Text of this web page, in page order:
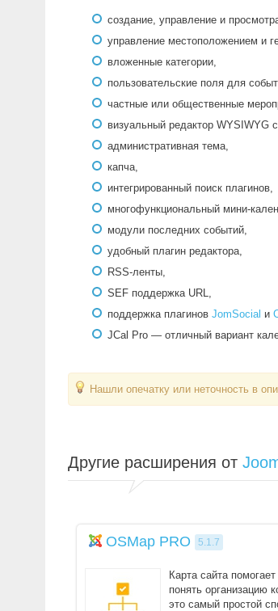
создание, управление и
управление местоположением и
вложенные категории,
пользовательские поля для
частные или общественные
визуальный редактор WYSIWYG
административная тема,
капча,
интегрированный поиск плагинов,
многофункциональный мини-
модули последних событий,
удобный плагин редактора,
RSS-ленты,
SEF поддержка URL,
поддержка плагинов JomSocial и
JCal Pro — отличный вариант
Нашли опечатку или неточность в
Другие расширения от
OSMap PRO 5.1.7
Карта сайта
понять организацию
это самый простой